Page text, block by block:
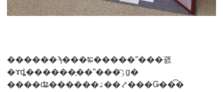
������ϡ���ʨ�����"���괤
�ɤȡ������֢��"���ٶ͡ɡ�
����ʥ������ۿ��⤤���Ǥ��͡�